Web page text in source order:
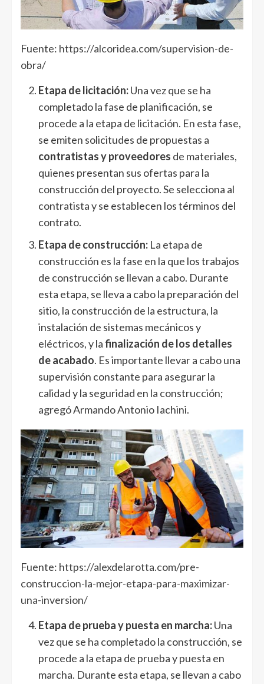
Fuente: https://alcoridea.com/supervision-de-
obra/
Etapa de licitación:Una vez que se ha
completado la fase de planificación, se
procede a la etapa de licitación. En esta fase,
se emiten solicitudes de propuestas a
contratistas y proveedores de materiales,
quienes presentan sus ofertas para la
construcción del proyecto. Se selecciona al
contratista y se establecen los términos del
contrato.
Etapa de construcción: La etapa de
construcción es la fase en la que los trabajos
de construcción se llevan a cabo. Durante
esta etapa, se lleva a cabo la preparación del
sitio, la construcción de la estructura, la
instalación de sistemas mecánicos y
eléctricos, y lafinalización de los detalles
de acabado. Es importante llevar a cabo una
supervisión constante para asegurar la
calidad y la seguridad en la construcción;
agregó Armando Antonio Iachini.
Fuente: https://alexdelarotta.com/pre-
construccion-la-mejor-etapa-para-maximizar-
una-inversion/
Etapa de prueba y puesta en marcha:Una
vez que se ha completado la construcción, se
procede a la etapa de prueba y puesta en
marcha. Durante esta etapa, se llevan a cabo